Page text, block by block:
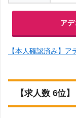
ア
【本人確認済み】ア
【求人数 6位